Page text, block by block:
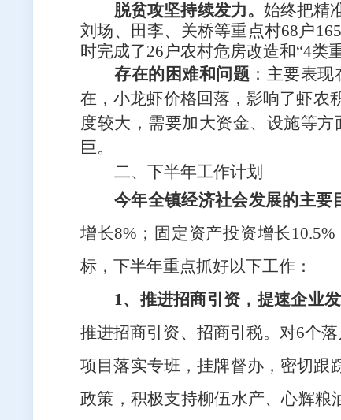
脱贫攻坚持续发力。 始终把精
刘场、田李、关桥等重点村68户
时完成了26户农村危房改造和“4类
存在的困难和问题 ：主要表现
在，小龙虾价格回落，影响了虾农
度较大，需要加大资金、设施等方
巨。
二、下半年工作计划
今年全镇经济社会发展的主要
增长8%；固定资产投资增长
标，下半年重点抓好以下工作：
1、推进招商引资，提速企业发
推进招商引资、招商引税。对6个
项目落实专班，挂牌督办，密切跟
政策，积极支持柳伍水产、心辉粮